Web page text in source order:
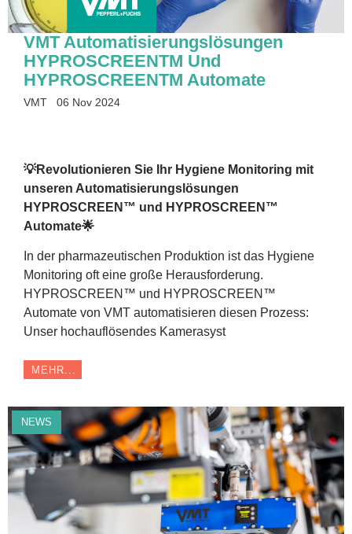
VMT Automatisierungslösungen
HYPROSCREENTM Und
HYPROSCREENTM Automate
VMT 06 Nov 2024
💡Revolutionieren Sie Ihr Hygiene Monitoring mit
unseren Automatisierungslösungen
HYPROSCREEN™ und HYPROSCREEN™
Automate🌟
In der pharmazeutischen Produktion ist das Hygiene
Monitoring oft eine große Herausforderung.
HYPROSCREEN™ und HYPROSCREEN™
Automate von VMT automatisieren diesen Prozess:
Unser hochauflösendes Kamerasyst
MEHR...
NEWS